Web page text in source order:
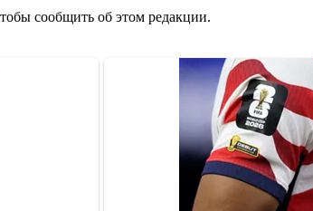
сообщить об этом редакции.